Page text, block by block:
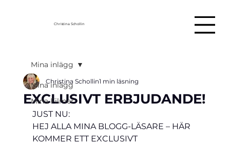
Christina Schollin
Mina inlägg
Mina Filmer
Mina inlägg
EXCLUSIVT ERBJUDANDE!
Christina Schollin1 min läsning
JUST NU:
HEJ ALLA MINA BLOGG-LÄSARE – HÄR
KOMMER ETT EXCLUSIVT